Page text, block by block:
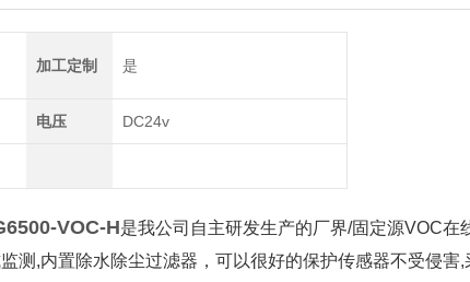
加工定制 是
电压 DC24v
VOC-H是我公司自主研发生产的厂界/固定源VOC在
测,内置除水除尘过滤器，可以很好的保护传感器不受侵害,